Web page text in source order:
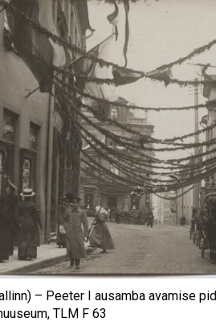
– Peeter I ausamba avamise
TLM F 63